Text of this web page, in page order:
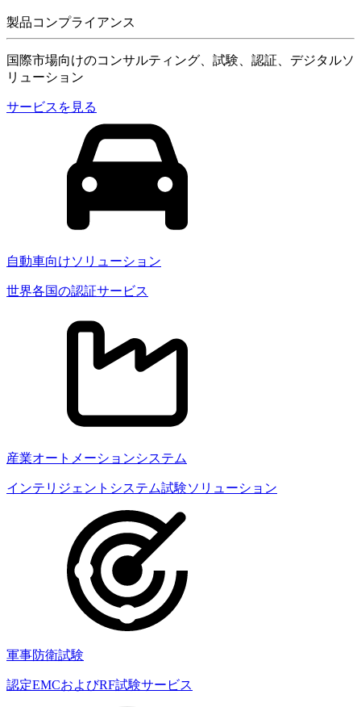
製品コンプライアンス
国際市場向けのコンサルティング、試験、認証、デジタルソ
リューション
サービスを見る
自動車向けソリューション
世界各国の認証サービス
産業オートメーションシステム
インテリジェントシステム試験ソリューション
軍事防衛試験
認定EMCおよびRF試験サービス